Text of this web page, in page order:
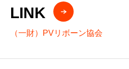
LINK
（一財）PVリボーン協会